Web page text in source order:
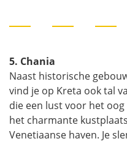
5. Chania
Naast historische
vind je op Kreta ook tal
die een lust voor het oog
het charmante
Venetiaanse haven. Je